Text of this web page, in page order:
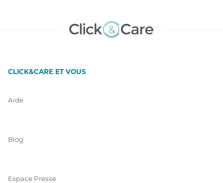
CLICK&CARE ET VOUS
Aide
Blog
Espace Presse